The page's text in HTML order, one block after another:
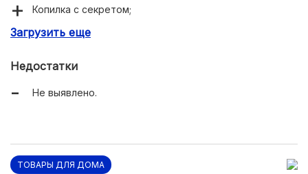
Копилка с секретом;
Красивая.
Загрузить еще
Недостатки
Не выявлено.
ТОВАРЫ ДЛЯ ДОМА